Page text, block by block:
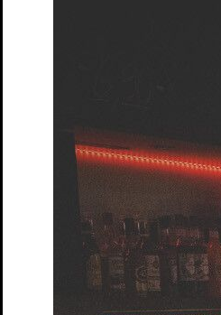
Tickets
Gemeinsam schauen – Söhne
Gemeinsam schauen – Wo
GUDE LEUDE – Gude Show
Tickets
GUDE LEUDE vs. KI
An Chéad Chaillteanas